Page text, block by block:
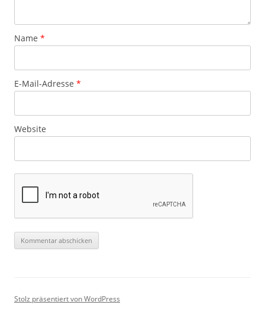
Name *
E-Mail-Adresse *
Website
Stolz präsentiert von WordPress